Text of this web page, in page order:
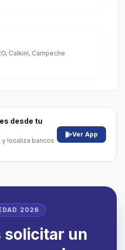
Calkiní, Campeche
desde tu
y localiza bancos
Ver App
2026
solicitar un